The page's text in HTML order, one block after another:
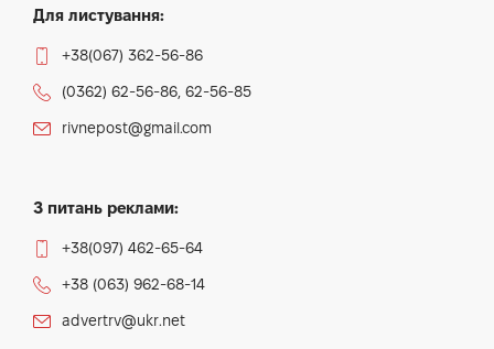
Для листування:
+38(067) 362-56-86
(0362) 62-56-86, 62-56-85
rivnepost@gmail.com
З питань реклами:
+38(097) 462-65-64
+38 (063) 962-68-14
advertrv@ukr.net